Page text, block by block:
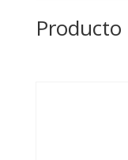
Producto